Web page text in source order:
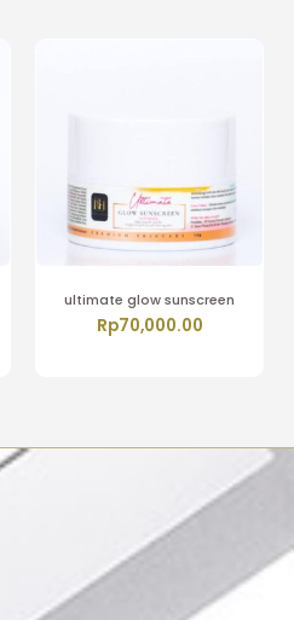
ultimate glow sunscreen
Rp70,000.00